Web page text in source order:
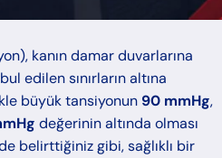
kanın damar duvarlarına
edilen sınırların altına
büyük tansiyonun 90 mmHg,
değerinin altında olması
belirttiğiniz gibi, sağlıklı bir